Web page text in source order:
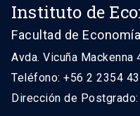
Instituto de
Facultad de
Avda. Vicuña Mackenna
Teléfono: +56 2 2354
Dirección de